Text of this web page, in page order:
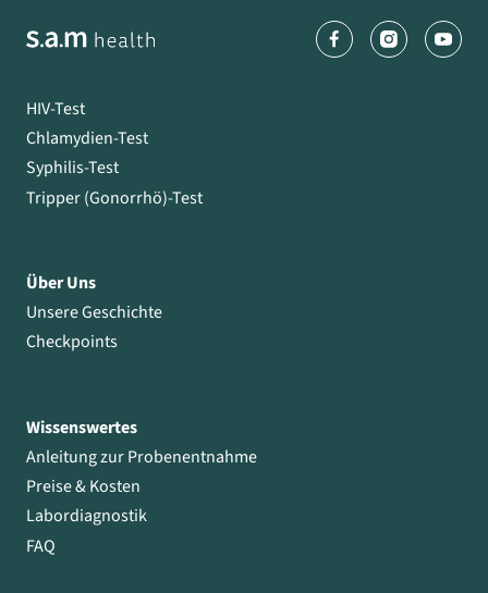
HIV-Test
Chlamydien-Test
Syphilis-Test
Tripper (Gonorrhö)-Test
Über Uns
Unsere Geschichte
Checkpoints
Wissenswertes
Anleitung zur Probenentnahme
Preise & Kosten
Labordiagnostik
FAQ